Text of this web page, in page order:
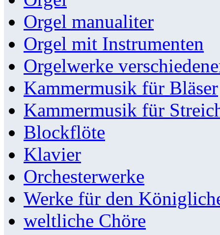
Orgel manualiter
Orgel mit Instrumenten
Orgelwerke
Kammermusik für Bläser
Kammermusik für
Blockflöte
Klavier
Orchesterwerke
Werke für den
weltliche Chöre